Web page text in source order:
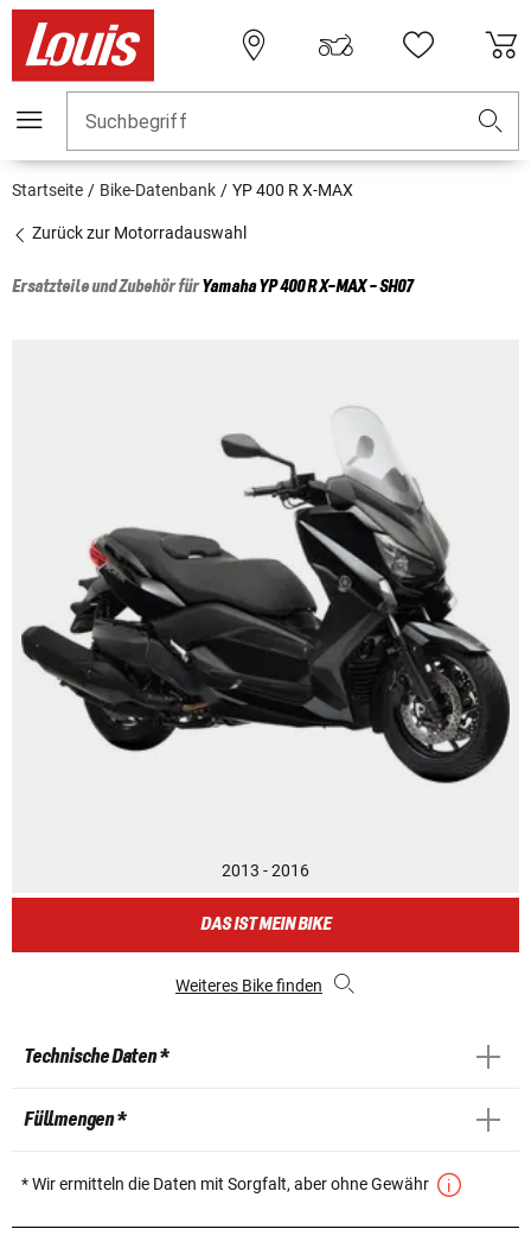
Suchbegriff
Startseite Bike-Datenbank YP 400 R X-MAX
Zurück zur Motorradauswahl
Ersatzteile und Zubehör fürYamahaYP 400 R X-MAX - SH07
2013 - 2016
DAS IST MEIN BIKE
Weiteres Bike finden
Technische Daten *
Füllmengen *
* Wir ermitteln die Daten mit Sorgfalt, aber ohne Gewähr